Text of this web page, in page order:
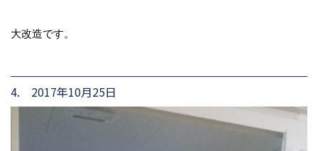
大改造です。
4. 2017年10月25日